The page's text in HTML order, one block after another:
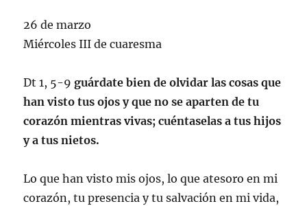
26 de marzo
Miércoles III de cuaresma
Dt 1, 5-9guárdate bien de olvidar las cosas que
han visto tus ojos y que no se aparten de tu
corazón mientras vivas; cuéntaselas a tus hijos
y a tus nietos.
Lo que han visto mis ojos, lo que atesoro en mi
corazón, tu presencia y tu salvación en mi vida,